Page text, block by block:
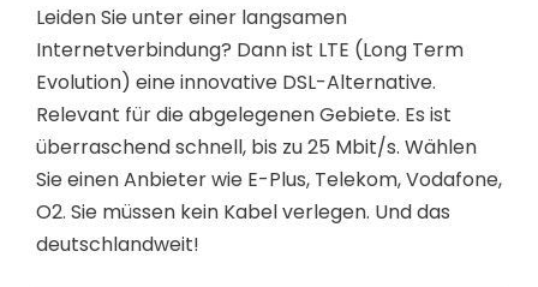
Leiden Sie unter einer langsamen
Internetverbindung? Dann ist LTE (Long Term
Evolution) eine innovative DSL-Alternative.
Relevant für die abgelegenen Gebiete. Es ist
überraschend schnell, bis zu 25 Mbit/s. Wählen
Sie einen Anbieter wie E-Plus, Telekom, Vodafone,
O2. Sie müssen kein Kabel verlegen. Und das
deutschlandweit!